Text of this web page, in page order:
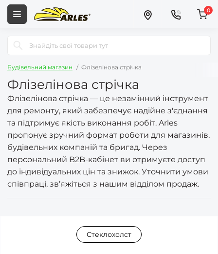
0
Будівельний магазин Флізелінова стрічка
Флізелінова стрічка
Флізелінова стрічка — це незамінний інструмент
для ремонту, який забезпечує надійне з'єднання
та підтримує якість виконання робіт. Arles
пропонує зручний формат роботи для магазинів,
будівельних компаній та бригад. Через
персональний B2B-кабінет ви отримуєте доступ
до індивідуальних цін та знижок. Уточнити умови
співпраці, зв’яжіться з нашим відділом продаж.
Стеклохолст